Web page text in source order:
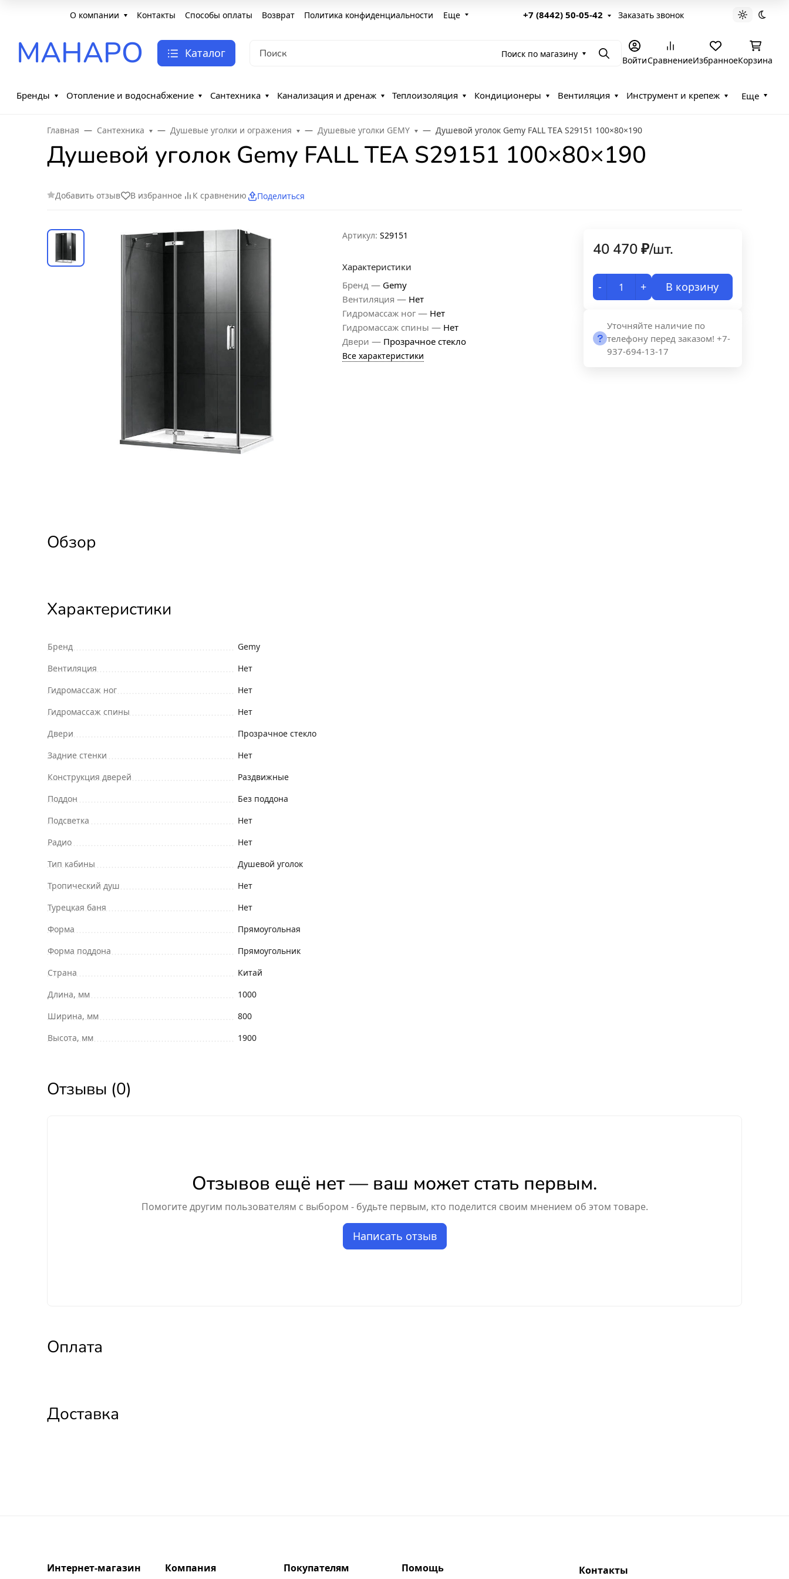
О компании Контакты Способы оплаты Возврат Политика конфиденциальности Еще +7 (8442) 50-05-42 Заказать звонок Светлая
МАНАРО Каталог Поиск по магазину ПоискВойтиСравнениеИзбранноеКорзина
Бренды Отопление и водоснабжение Сантехника Канализация и дренаж Теплоизоляция Кондиционеры Вентиляция Инструмент и крепеж Еще
Главная Сантехника Душевые уголки и огражения Душевые уголки GEMY Душевой уголок Gemy FALL TEA S29151 100×80×190
Душевой уголок Gemy FALL TEA S29151 100×80×190
Добавить отзыв В избранное К сравнению Поделиться
Артикул: S29151
Характеристики
Бренд — Gemy
Вентиляция — Нет
Гидромассаж ног — Нет
Гидромассаж спины — Нет
Двери — Прозрачное стекло
Все характеристики
40 470₽/шт.
- + В корзину
Уточняйте наличие по
телефону перед заказом! +7-
937-694-13-17
Обзор
Характеристики
Бренд
Gemy
Вентиляция
Нет
Гидромассаж ног
Нет
Гидромассаж спины
Нет
Двери
Прозрачное стекло
Задние стенки
Нет
Конструкция дверей
Раздвижные
Поддон
Без поддона
Подсветка
Нет
Радио
Нет
Тип кабины
Душевой уголок
Тропический душ
Нет
Турецкая баня
Нет
Форма
Прямоугольная
Форма поддона
Прямоугольник
Страна
Китай
Длина, мм
1000
Ширина, мм
800
Высота, мм
1900
Отзывы (0)
Отзывов ещё нет — ваш может стать первым.
Помогите другим пользователям с выбором - будьте первым, кто поделится своим мнением об этом товаре.
Написать отзыв
Оплата
Доставка
Интернет-магазин Компания Покупателям Помощь Контакты